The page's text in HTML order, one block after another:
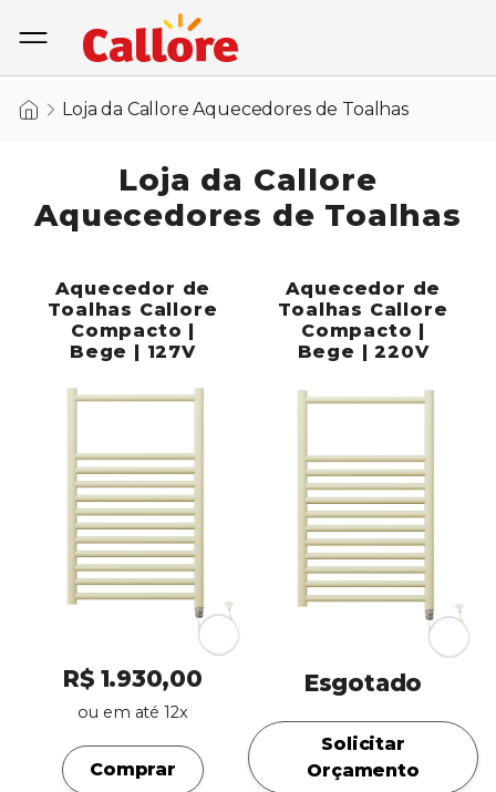
Loja da Callore Aquecedores de Toalhas
Loja da Callore
Aquecedores de Toalhas
Aquecedor de
Toalhas Callore
Compacto |
Bege | 127V
R$ 1.930,00
ou em até 12x
Comprar
Aquecedor de
Toalhas Callore
Compacto |
Bege | 220V
Esgotado
Solicitar
Orçamento